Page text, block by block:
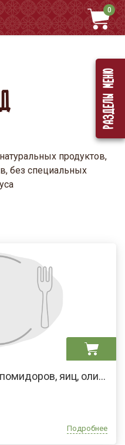
0
Разделы меню
продуктов,
без специальных
Салат из куриного филе, помидоров, яиц, оливок и майонеза
Подробнее